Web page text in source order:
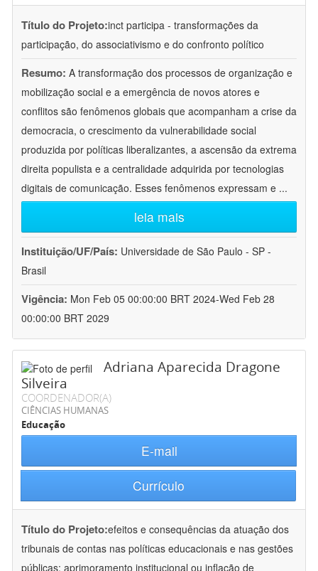
Título do Projeto:inct participa - transformações da
participação, do associativismo e do confronto político
Resumo: A transformação dos processos de organização e
mobilização social e a emergência de novos atores e
conflitos são fenômenos globais que acompanham a crise da
democracia, o crescimento da vulnerabilidade social
produzida por políticas liberalizantes, a ascensão da extrema
direita populista e a centralidade adquirida por tecnologias
digitais de comunicação. Esses fenômenos expressam e ...
leia mais
Instituição/UF/País: Universidade de São Paulo - SP -
Brasil
Vigência: Mon Feb 05 00:00:00 BRT 2024-Wed Feb 28
00:00:00 BRT 2029
Adriana Aparecida Dragone
Silveira
COORDENADOR(A)
CIÊNCIAS HUMANAS
Educação
E-mail
Currículo
Título do Projeto:efeitos e consequências da atuação dos
tribunais de contas nas políticas educacionais e nas gestões
públicas: aprimoramento institucional ou inflação de